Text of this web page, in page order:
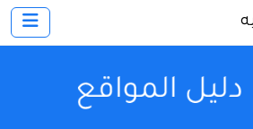
اتصل بنا